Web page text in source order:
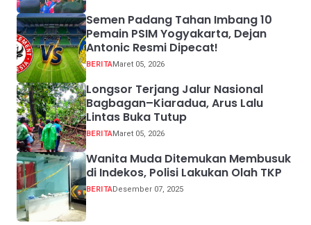
Semen Padang Tahan Imbang 10
Pemain PSIM Yogyakarta, Dejan
Antonic Resmi Dipecat!
BERITAMaret 05, 2026
Longsor Terjang Jalur Nasional
Bagbagan–Kiaradua, Arus Lalu
Lintas Buka Tutup
BERITAMaret 05, 2026
Wanita Muda Ditemukan Membusuk
di Indekos, Polisi Lakukan Olah TKP
BERITADesember 07, 2025